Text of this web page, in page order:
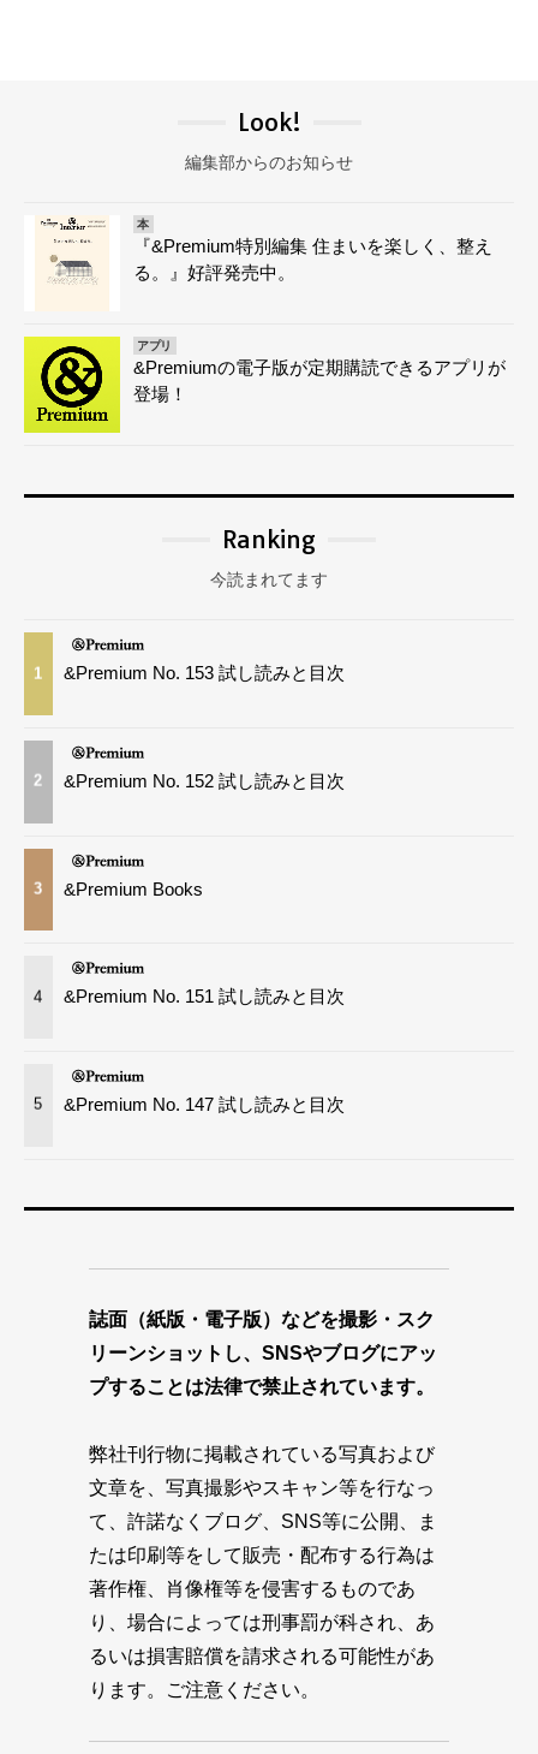
Look!
編集部からのお知らせ
本
『&Premium特別編集 住まいを楽しく、整え
る。』好評発売中。
アプリ
&Premiumの電子版が定期購読できるアプリが
登場！
Ranking
今読まれてます
1 &Premium No. 153 試し読みと目次
2 &Premium No. 152 試し読みと目次
3 &Premium Books
4 &Premium No. 151 試し読みと目次
5 &Premium No. 147 試し読みと目次
誌面（紙版・電子版）などを撮影・スク
リーンショットし、SNSやブログにアッ
プすることは法律で禁止されています。
弊社刊行物に掲載されている写真および
文章を、写真撮影やスキャン等を行なっ
て、許諾なくブログ、SNS等に公開、ま
たは印刷等をして販売・配布する行為は
著作権、肖像権等を侵害するものであ
り、場合によっては刑事罰が科され、あ
るいは損害賠償を請求される可能性があ
ります。ご注意ください。